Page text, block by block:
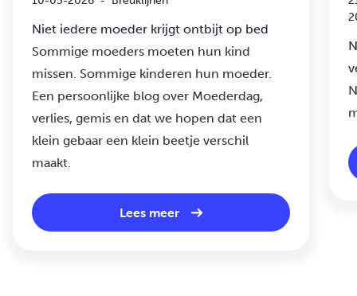
Niet iedere moeder krijgt ontbijt op bed
Sommige moeders moeten hun kind
missen. Sommige kinderen hun moeder.
Een persoonlijke blog over Moederdag,
verlies, gemis en dat we hopen dat een
klein gebaar een klein beetje verschil
maakt.
Lees meer